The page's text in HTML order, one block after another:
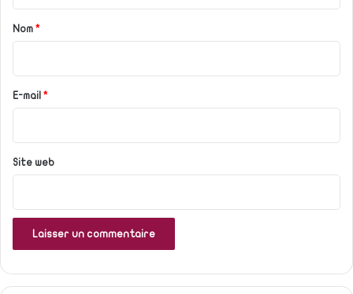
a
r
e
Nom *
E-mail *
Site web